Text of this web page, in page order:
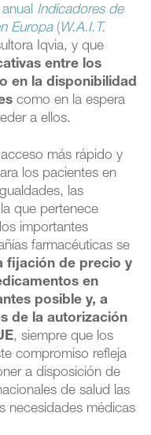
Indicadores de
Europa( W.A.I.T.
Iqvia, y que
entre los
en la disponibilidad
como en la espera
a ellos.
más rápido y
los pacientes en
las
que pertenece
importantes
farmacéuticas se
fijación de precio y
en
posible y, a
de la autorización
, siempre que los
compromiso refleja
a disposición de
de salud las
necesidades médicas